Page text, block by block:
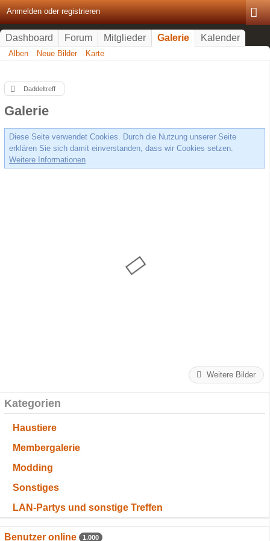
Anmelden oder registrieren
Dashboard Forum Mitglieder Galerie Kalender
Alben Neue Bilder Karte
Daddeltreff
Galerie
Diese Seite verwendet Cookies. Durch die Nutzung unserer Seite
erklären Sie sich damit einverstanden, dass wir Cookies setzen.
Weitere Informationen
Weitere Bilder
Kategorien
Haustiere
Membergalerie
Modding
Sonstiges
LAN-Partys und sonstige Treffen
Benutzer online 1.000